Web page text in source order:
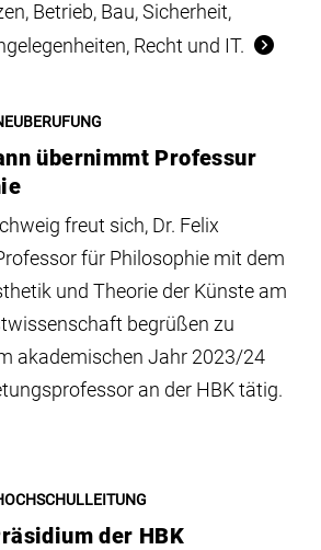
Betrieb, Bau, Sicherheit,
Recht und IT.
übernimmt Professur
freut sich, Dr. Felix
für Philosophie mit dem
und Theorie der Künste am
begrüßen zu
akademischen Jahr 2023/24
an der HBK tätig.
der HBK